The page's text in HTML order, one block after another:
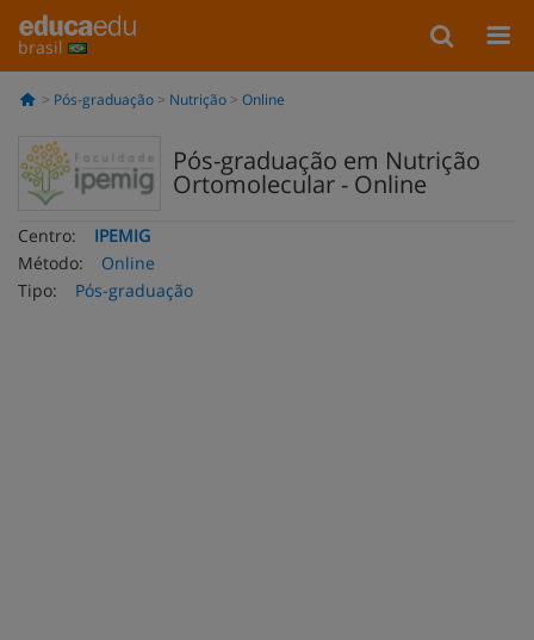
brasil
Pós-graduação Nutrição Online
Pós-graduação em Nutrição
Ortomolecular - Online
Centro:
IPEMIG
Método:
Online
Tipo:
Pós-graduação